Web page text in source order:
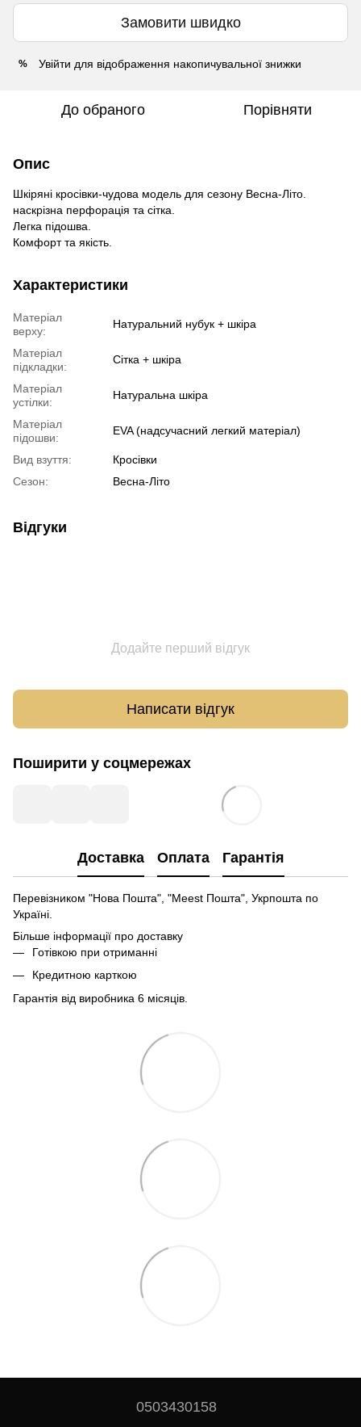
Замовити швидко
% Увійти для відображення накопичувальної знижки
До обраного Порівняти
Опис
Шкіряні кросівки-чудова модель для сезону Весна-Літо.
наскрізна перфорація та сітка.
Легка підошва.
Комфорт та якість.
Характеристики
Матеріал
верху:
Натуральний нубук + шкіра
Матеріал
підкладки:
Сітка + шкіра
Матеріал
устілки:
Натуральна шкіра
Матеріал
підошви:
EVA (надсучасний легкий матеріал)
Вид взуття:
Кросівки
Сезон:
Весна-Літо
Відгуки
Додайте перший відгук
Написати відгук
Поширити у соцмережах
Доставка Оплата Гарантія
Перевізником "Нова Пошта", "Meest Пошта", Укрпошта по
Україні.
Більше інформації про доставку
Готівкою при отриманні
Кредитною карткою
Гарантія від виробника 6 місяців.
0503430158